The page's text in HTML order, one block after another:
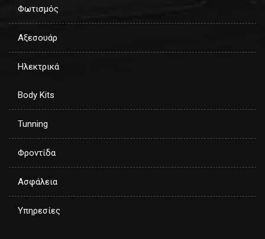
Φωτισμός
Αξεσουάρ
Ηλεκτρικά
Body Kits
Tunning
Φροντίδα
Ασφάλεια
Υπηρεσίες